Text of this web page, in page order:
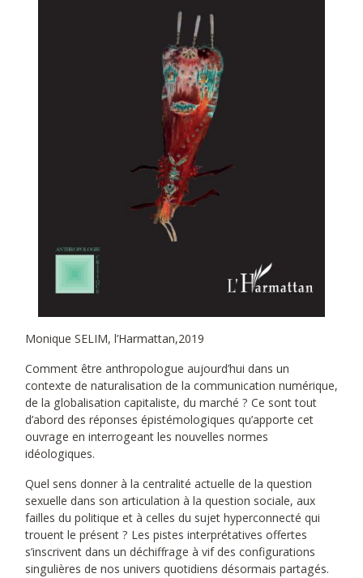
Monique SELIM, l’Harmattan,2019
Comment être anthropologue aujourd’hui dans un
contexte de naturalisation de la communication numérique,
de la globalisation capitaliste, du marché ? Ce sont tout
d’abord des réponses épistémologiques qu’apporte cet
ouvrage en interrogeant les nouvelles normes
idéologiques.
Quel sens donner à la centralité actuelle de la question
sexuelle dans son articulation à la question sociale, aux
failles du politique et à celles du sujet hyperconnecté qui
trouent le présent ? Les pistes interprétatives offertes
s’inscrivent dans un déchiffrage à vif des configurations
singulières de nos univers quotidiens désormais partagés.